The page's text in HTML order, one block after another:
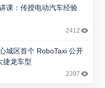
课：传授电动汽车经验
2412
城区首个 RoboTaxi 公开
捷龙车型
2397